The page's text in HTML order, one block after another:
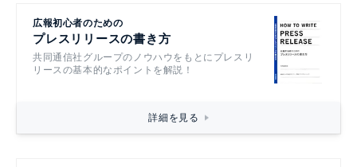
広報初心者のための
プレスリリースの書き方
共同通信社グループのノウハウをもとにプレスリ
リースの基本的なポイントを解説！
詳細を見る